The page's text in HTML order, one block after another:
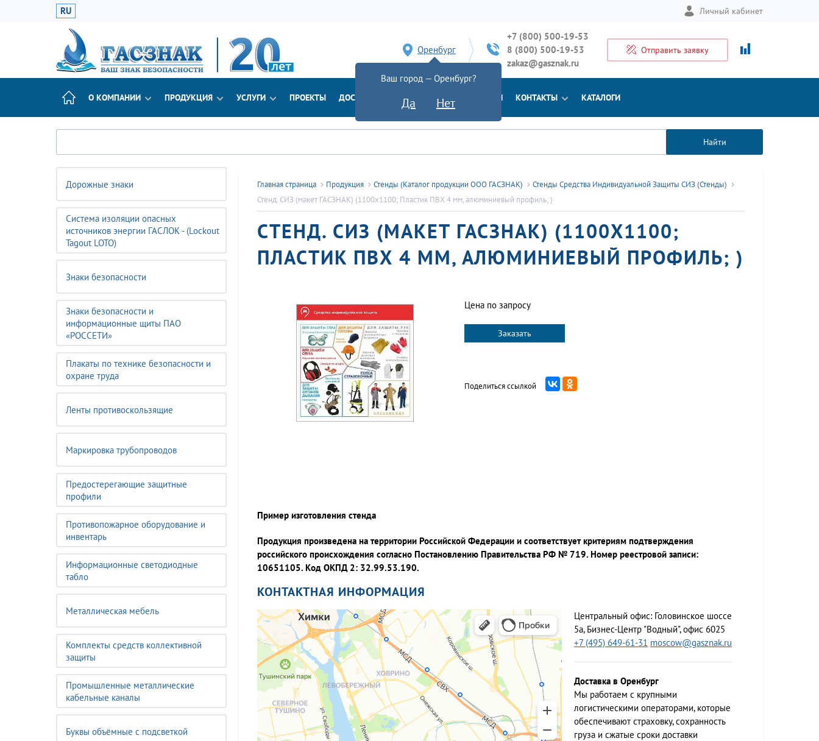
RU Личный кабинет
Оренбург
Ваш город — Оренбург?
Да Нет
+7 (800) 500-19-53
8 (800) 500-19-53
zakaz@gasznak.ru
Отправить заявку
О КОМПАНИИ ПРОДУКЦИЯ УСЛУГИ ПРОЕКТЫ ДОСТАВКА ДОКУМЕНТЫ НОВОСТИ КОНТАКТЫ КАТАЛОГИ
Найти
Дорожные знаки
Система изоляции опасных
источников энергии ГАСЛОК - (Lockout
Tagout LOTO)
Знаки безопасности
Знаки безопасности и
информационные щиты ПАО
«РОССЕТИ»
Плакаты по технике безопасности и
охране труда
Ленты противоскользящие
Маркировка трубопроводов
Предостерегающие защитные
профили
Противопожарное оборудование и
инвентарь
Информационные светодиодные
табло
Металлическая мебель
Комплекты средств коллективной
защиты
Промышленные металлические
кабельные каналы
Буквы объёмные с подсветкой
Главная страница Продукция Стенды (Каталог продукции ООО ГАСЗНАК)
Стенды Средства Индивидуальной Защиты СИЗ (Стенды)
Стенд. СИЗ (макет ГАСЗНАК) (1100х1100; Пластик ПВХ 4 мм, алюминиевый профиль; )
СТЕНД. СИЗ (МАКЕТ ГАСЗНАК) (1100Х1100;
ПЛАСТИК ПВХ 4 ММ, АЛЮМИНИЕВЫЙ ПРОФИЛЬ; )
Цена по запросу
Заказать
Поделиться ссылкой
Пример изготовления стенда
Продукция произведена на территории Российской Федерации и соответствует критериям подтверждения
российского происхождения согласно Постановлению Правительства РФ № 719. Номер реестровой записи:
10651105. Код ОКПД 2: 32.99.53.190.
КОНТАКТНАЯ ИНФОРМАЦИЯ
Центральный офис: Головинское шоссе
5а, Бизнес-Центр "Водный", офис 6025
+7 (495) 649-61-31 moscow@gasznak.ru
Доставка в Оренбург
Мы работаем c крупными
логистическими операторами, которые
обеспечивают страховку, сохранность
груза и сжатые сроки доставки